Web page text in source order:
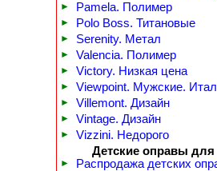
► Pamela. Полимер
► Polo Boss. Титановые
► Serenity. Метал
► Valencia. Полимер
► Victory. Низкая цена
► Viewpoint. Мужские.
► Villemont. Дизайн
► Vintage. Дизайн
►
Vizzini. Недорого
Детские оправы для
► Распродажа детских